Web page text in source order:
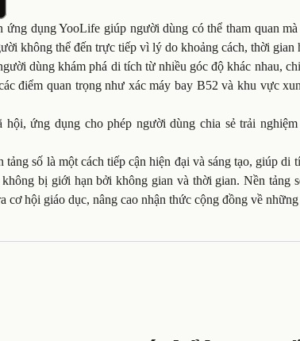
dụng YooLife giúp người dùng có thể tham quan
không thể đến trực tiếp vì lý do khoảng cách, thời gian
dùng khám phá di tích từ nhiều góc độ khác nhau,
điểm quan trọng như xác máy bay B52 và khu vực
hội, ứng dụng cho phép người dùng chia sẻ trải
số là một cách tiếp cận hiện đại và sáng tạo, giúp di
bị giới hạn bởi không gian và thời gian. Nền tảng
cơ hội giáo dục, nâng cao nhận thức cộng đồng về